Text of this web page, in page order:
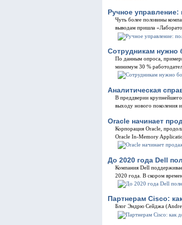
Ручное
Чуть более половины
выводам пришла
Сотрудникам нужно
По данным опроса,
минимум 30 %
Аналитическая
В преддверии
выходу нового поколения
Oracle начинает
Корпорация Oracle,
Oracle In-Memory
До 2020 года Dell
Компания Dell
2020 года. В скором
Партнерам Cisco:
Блог Эндрю Сейджа